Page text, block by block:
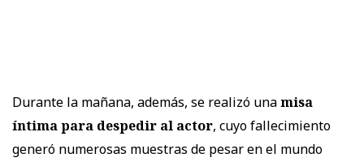
Durante la mañana, además, se realizó unamisa
íntima para despedir al actor, cuyo fallecimiento
generó numerosas muestras de pesar en el mundo